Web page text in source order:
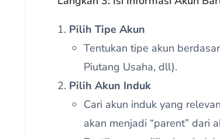
Pilih Tipe Akun
Tentukan tipe akun
Piutang Usaha, dll).
Pilih Akun Induk
Cari akun induk yang
akan menjadi “parent” dari